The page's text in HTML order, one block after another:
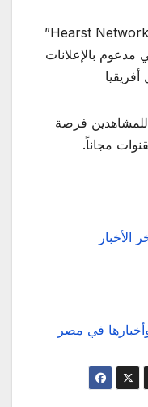
في إطار تعزيز الشراكة، تعتزم “Hearst Networks”
مدعوم بالإعلانات
للمشاهدين فرصة
مجاناً.
الأخبار
وأخبارها في مصر